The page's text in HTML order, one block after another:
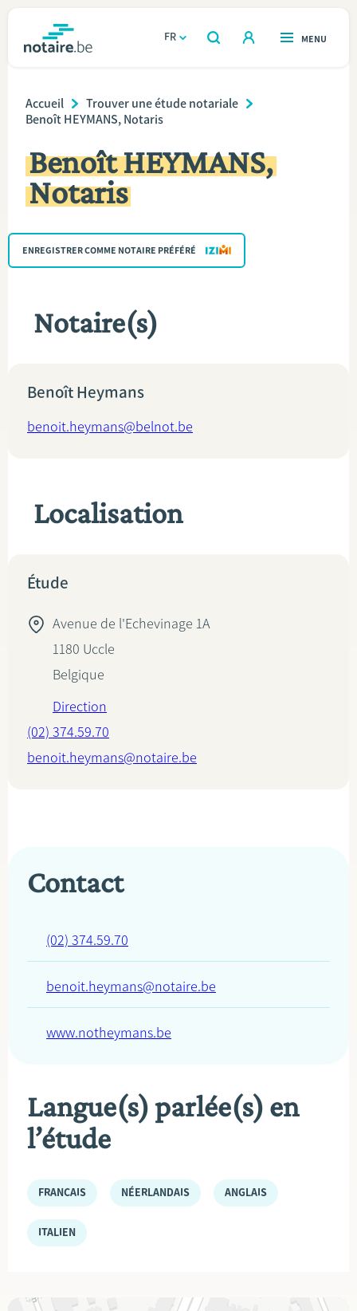
FR
OUVERT
RECHERCHER
OUVERT
MENU
Immobilier
Relations et vivre ensemble
Héritage et donations
Entreprendre
Calculateurs
TROUVER UN NOTAIRE
Breadcrumb
Accueil
Trouver une étude notariale
Benoît HEYMANS, Notaris
Benoît HEYMANS,
Notaris
ENREGISTRER COMME NOTAIRE PRÉFÉRÉ
Notaire(s)
Benoît Heymans
benoit.heymans@belnot.be
Localisation
Étude
Avenue de l'Echevinage 1A
1180 Uccle
Belgique
Direction
(02) 374.59.70
benoit.heymans@notaire.be
Contact
(02) 374.59.70
benoit.heymans@notaire.be
www.notheymans.be
Langue(s) parlée(s) en
l’étude
FRANÇAIS NÉERLANDAIS ANGLAIS
ITALIEN